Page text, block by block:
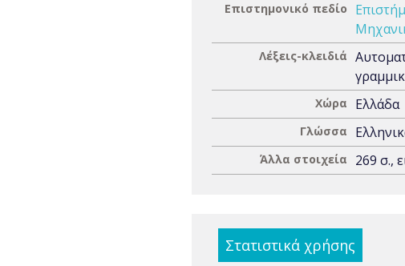
Επιστημονικό πεδίο
Λέξεις-κλειδιά
Χώρα Ελλάδα
Γλώσσα
Άλλα στοιχεία 269 σ.,
Στατιστικά χρήσης